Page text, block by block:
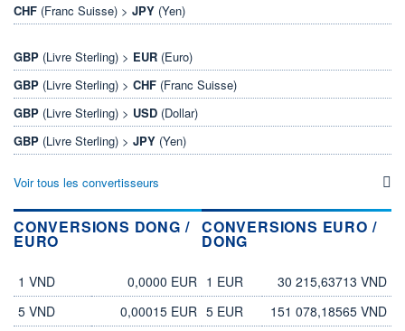
CHF (Franc Suisse) > JPY (Yen)
GBP (Livre Sterling) > EUR (Euro)
GBP (Livre Sterling) > CHF (Franc Suisse)
GBP (Livre Sterling) > USD (Dollar)
GBP (Livre Sterling) > JPY (Yen)
Voir tous les convertisseurs
CONVERSIONS DONG /
EURO
dong
euro
1 VND
0,0000 EUR
5 VND
0,00015 EUR
CONVERSIONS EURO /
DONG
euro
dong
1 EUR
30 215,63713 VND
5 EUR
151 078,18565 VND